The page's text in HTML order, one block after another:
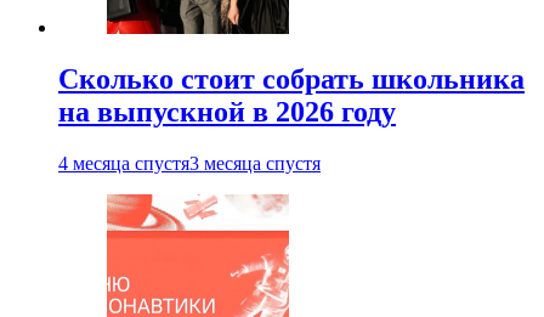
Сколько стоит собрать школьника
на выпускной в 2026 году
4 месяца спустя3 месяца спустя